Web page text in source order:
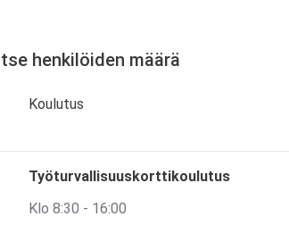
henkilöiden määrä
Koulutus
Työturvallisuuskorttikoulutus
Klo 8:30 - 16:00